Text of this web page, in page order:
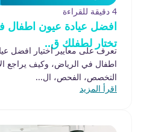
4 دقيقة للقراءة
افضل عيادة عيون اطفال
تختار لطفلك ق..
تعرف على معايير اختيار افضل
اطفال في الرياض، وكيف يراجع
التخصص، الفحص، ال...
اقرأ المزيد